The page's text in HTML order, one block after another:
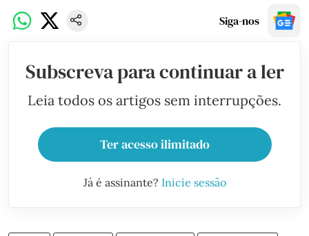
Siga-nos
Subscreva para continuar a ler
Leia todos os artigos sem interrupções.
Ter acesso ilimitado
Já é assinante? Inicie sessão